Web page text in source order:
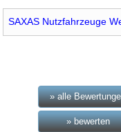
SAXAS Nutzfahrzeuge
» alle
» bewerten